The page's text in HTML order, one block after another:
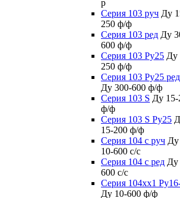
р
Серия 103 руч Ду
250 ф/ф
Серия 103 ред Ду
600 ф/ф
Серия 103 Ру25 Ду
250 ф/ф
Серия 103 Ру25 ред
Ду 300-600 ф/ф
Серия 103 S Ду 15-
ф/ф
Серия 103 S Ру25
15-200 ф/ф
Серия 104 с руч Ду
10-600 с/с
Серия 104 с ред Ду
600 с/с
Серия 104xx1
Ду 10-600 ф/ф